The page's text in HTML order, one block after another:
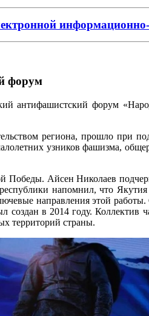
форум
антифашистский форум
региона, прошло при
узников фашизма,
Победы. Айсен Николаев
напомнил, что
направления этой
в 2014 году. Коллектив
территорий страны.